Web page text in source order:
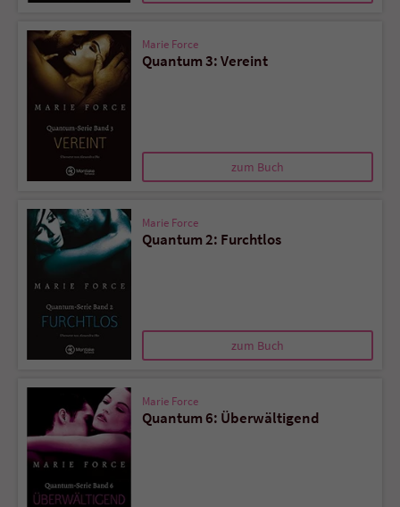
Marie Force
Quantum 3: Vereint
zum Buch
Marie Force
Quantum 2: Furchtlos
zum Buch
Marie Force
Quantum 6: Überwältigend